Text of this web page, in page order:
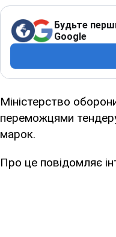
Будьте
Google
Міністерство
переможцями
марок.
Про це повідомляє